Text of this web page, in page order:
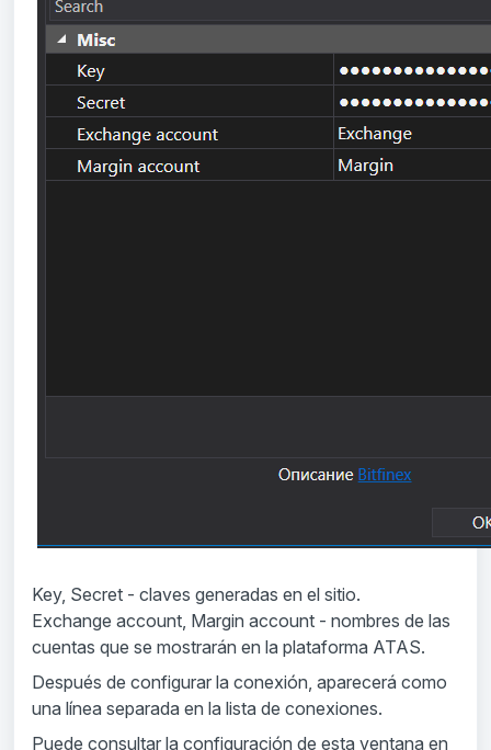
Key, Secret - claves generadas en el sitio.
Exchange account, Margin account - nombres de las
cuentas que se mostrarán en la plataforma ATAS.
Después de configurar la conexión, aparecerá como
una línea separada en la lista de conexiones.
Puede consultar la configuración de esta ventana en